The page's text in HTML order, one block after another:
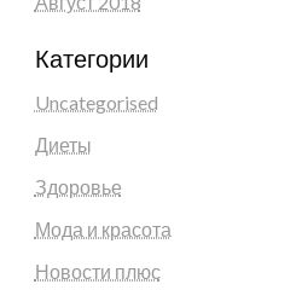
Категории
Uncategorised
Диеты
Здоровье
Мода и красота
Новости плюс